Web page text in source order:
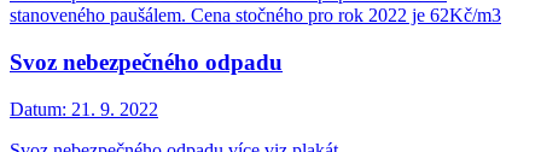
stanoveného paušálem. Cena stočného pro rok 2022 je 62Kč/m3
Svoz nebezpečného odpadu
Datum: 21. 9. 2022